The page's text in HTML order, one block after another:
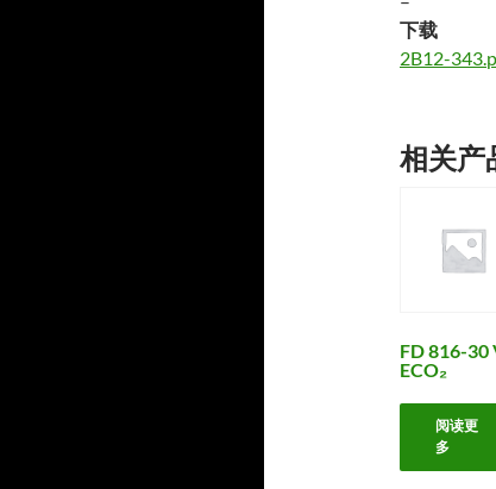
下载
2B12-
相关产
FD 816-30
ECO₂
阅读更
多